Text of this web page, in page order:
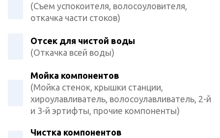
(Съем успокоителя, волосоуловителя,
откачка части стоков)
Отсек для чистой воды
(Откачка всей воды)
Мойка компонентов
(Мойка стенок, крышки станции,
хироулавливатель, волосоулавливатель, 2-й
и 3-й эртифты, прочие компоненты)
Чистка компонентов